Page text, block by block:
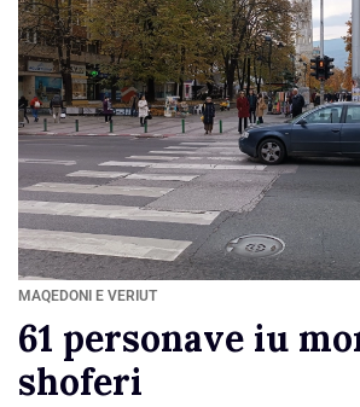
MAQEDONI E VERIUT
61 personave iu
shoferi